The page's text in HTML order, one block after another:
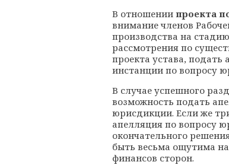
В отношении проекта
внимание членов
производства на
рассмотрения по
проекта устава,
инстанции по вопросу
В случае успешного
возможность подать
юрисдикции. Если же
апелляция по вопросу
окончательного
быть весьма ощутима
финансов сторон.